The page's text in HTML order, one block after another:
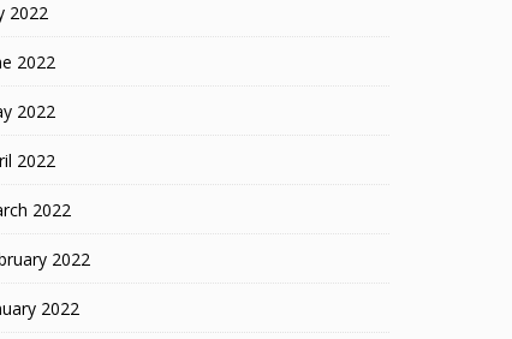
2022
2022
2022
2022
2022
2022
2022